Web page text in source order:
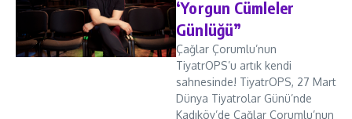
‘Yorgun Cümleler
Günlüğü”
Çağlar Çorumlu’nun
TiyatrOPS’u artık kendi
sahnesinde! TiyatrOPS, 27 Mart
Dünya Tiyatrolar Günü’nde
Kadıköy’de Çağlar Çorumlu’nun